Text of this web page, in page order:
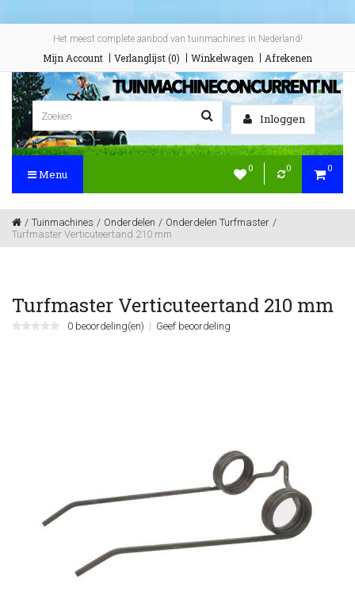
Het meest complete aanbod van tuinmachines in Nederland!
Mijn Account Verlanglijst (0) Winkelwagen Afrekenen
Inloggen
0 0 0
Menu
Tuinmachines Onderdelen
Onderdelen Turfmaster
Turfmaster Verticuteertand 210 mm
Turfmaster Verticuteertand 210 mm
0 beoordeling(en) Geef beoordeling